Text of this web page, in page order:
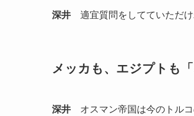
深井 適宜質問をしてていただけ
メッカも、エジプトも
深井 オスマン帝国は今のトル